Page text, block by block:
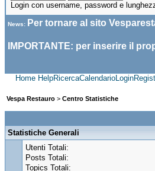
Login con username, password e
News: Per tornare al sito
IMPORTANTE: per inserire il
Home HelpRicercaCalendarioLogin
Vespa Restauro > Centro Statistiche
Statistiche Generali
Utenti Totali:
Posts Totali:
Topics Totali: